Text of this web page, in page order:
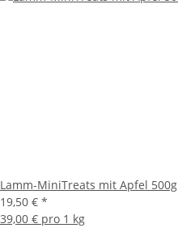
Lamm-MiniTreats mit Apfel 500g
19,50 € *
39,00 € pro 1 kg